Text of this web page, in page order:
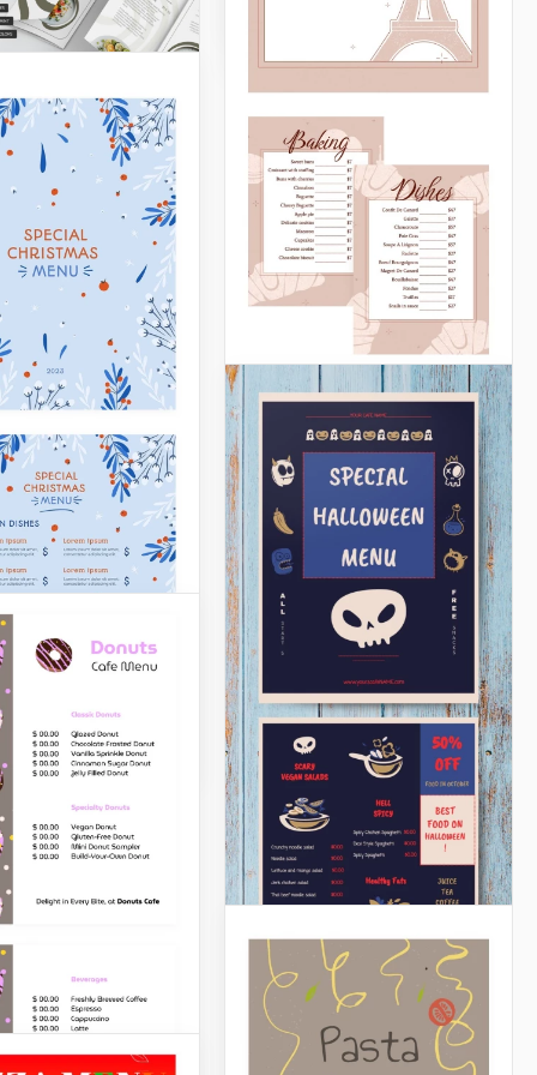
Restaurant ein
und
Menü benötigt,
Elegante
französische
Restaurant
Speisekarte
Möchten Sie ein
Menüdesign für die
Eröffnung oder
Neugestaltung eines